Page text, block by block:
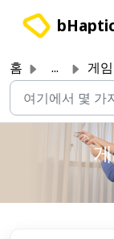
홈 ... 게